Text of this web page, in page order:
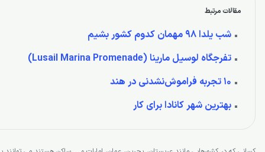
مقالات مرتبط
شب یلدا 98 مهمان کدوم کشور بشیم
تفرجگاه لوسیل مارینا (Lusail Marina Promenade)
۱۰ تجربه فراموش‌نشدنی در هند
بهترین شهر کانادا برای کار